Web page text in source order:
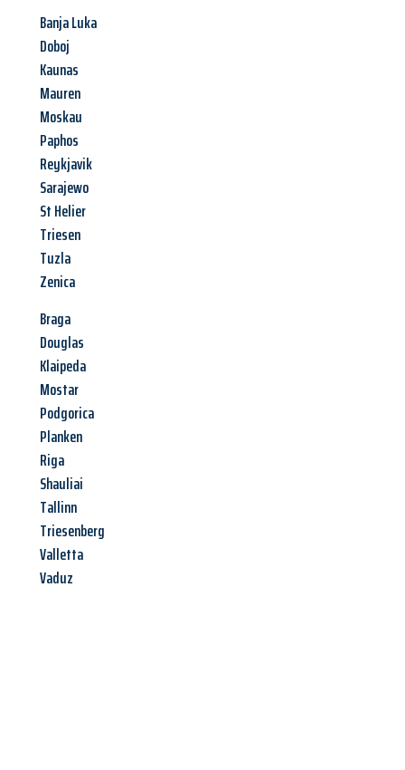
Banja Luka
Doboj
Kaunas
Mauren
Moskau
Paphos
Reykjavik
Sarajewo
St Helier
Triesen
Tuzla
Zenica
Braga
Douglas
Klaipeda
Mostar
Podgorica
Planken
Riga
Shauliai
Tallinn
Triesenberg
Valletta
Vaduz